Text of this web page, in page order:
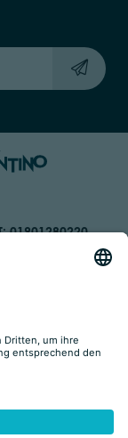
01901280220
TRASPARENTE